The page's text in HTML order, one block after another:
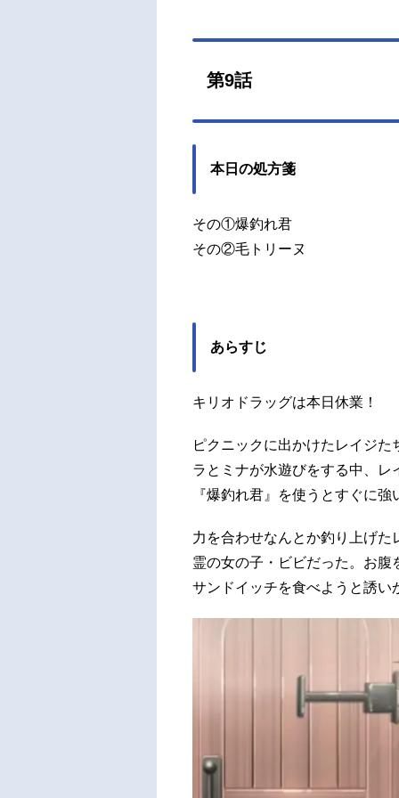
第9話
本日の処方箋
その①爆釣れ君
その②毛トリーヌ
あらすじ
キリオドラッグは本日休業！
ピクニックに出かけたレイジ
ラとミナが水遊びをする中、
『爆釣れ君』を使うとすぐに強
力を合わせなんとか釣り上げ
霊の女の子・ビビだった。お
サンドイッチを食べようと誘い